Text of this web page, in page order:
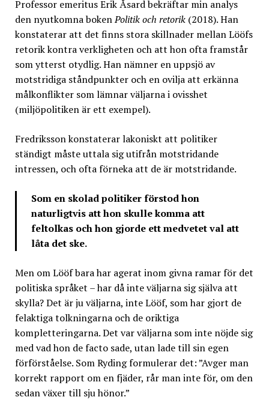
Professor emeritus Erik Åsard bekräftar min analys
den nyutkomna bokenPolitik och retorik (2018). Han
konstaterar att det finns stora skillnader mellan Lööfs
retorik kontra verkligheten och att hon ofta framstår
som ytterst otydlig. Han nämner en uppsjö av
motstridiga ståndpunkter och en ovilja att erkänna
målkonflikter som lämnar väljarna i ovisshet
(miljöpolitiken är ett exempel).
Fredriksson konstaterar lakoniskt att politiker
ständigt måste uttala sig utifrån motstridande
intressen, och ofta förneka att de är motstridande.
Som en skolad politiker förstod hon
naturligtvis att hon skulle komma att
feltolkas och hon gjorde ett medvetet val att
låta det ske.
Men om Lööf bara har agerat inom givna ramar för det
politiska språket – har då inte väljarna sig själva att
skylla? Det är ju väljarna, inte Lööf, som har gjort de
felaktiga tolkningarna och de oriktiga
kompletteringarna. Det var väljarna som inte nöjde sig
med vad hon de facto sade, utan lade till sin egen
förförståelse. Som Ryding formulerar det: ”Avger man
korrekt rapport om en fjäder, rår man inte för, om den
sedan växer till sju hönor.”